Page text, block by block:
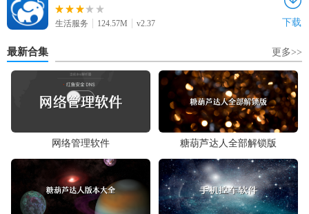
生活服务 124.57M v2.37 下载
最新合集 更多>>
网络管理软件 糖葫芦达人全部解锁版